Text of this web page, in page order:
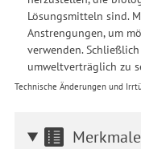
Lösungsmitteln sind.
Anstrengungen, um
verwenden.
umweltverträglich zu
Technische Änderungen und
Merkmale